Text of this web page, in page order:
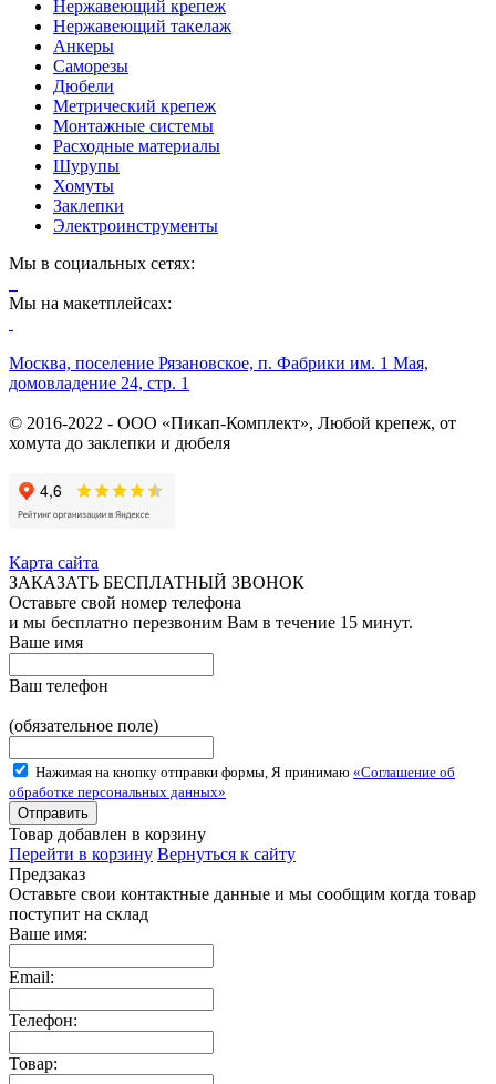
Нержавеющий крепеж
Нержавеющий такелаж
Анкеры
Саморезы
Дюбели
Метрический крепеж
Монтажные системы
Расходные материалы
Шурупы
Хомуты
Заклепки
Электроинструменты
Мы в социальных сетях:
Мы на макетплейсах:
Москва, поселение Рязановское, п. Фабрики им. 1 Мая,
домовладение 24, стр. 1
© 2016-2022 - ООО «Пикап-Комплект», Любой крепеж, от
хомута до заклепки и дюбеля
Карта сайта
ЗАКАЗАТЬ БЕСПЛАТНЫЙ ЗВОНОК
Оставьте свой номер телефона
и мы бесплатно перезвоним Вам в течение 15 минут.
Ваше имя
Ваш телефон
(обязательное поле)
Нажимая на кнопку отправки формы, Я принимаю «Соглашение об
обработке персональных данных»
Товар добавлен в корзину
Перейти в корзину Вернуться к сайту
Предзаказ
Оставьте свои контактные данные и мы сообщим когда товар
поступит на склад
Ваше имя:
Email:
Телефон:
Товар: